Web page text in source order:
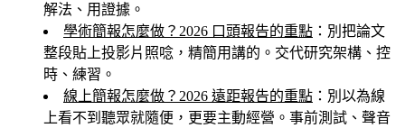
解法、用證據。
學術簡報怎麼做？2026 口頭報告的重點 ：別把論文
整段貼上投影片照唸，精簡用講的。交代研究架構、控
時、練習。
線上簡報怎麼做？2026 遠距報告的重點 ：別以為線
上看不到聽眾就隨便，更要主動經營。事前測試、聲音